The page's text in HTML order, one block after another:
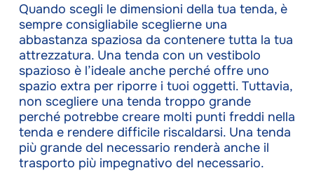
Quando scegli le dimensioni della tua tenda, è
sempre consigliabile sceglierne una
abbastanza spaziosa da contenere tutta la tua
attrezzatura. Una tenda con un vestibolo
spazioso è l’ideale anche perché offre uno
spazio extra per riporre i tuoi oggetti. Tuttavia,
non scegliere una tenda troppo grande
perché potrebbe creare molti punti freddi nella
tenda e rendere difficile riscaldarsi. Una tenda
più grande del necessario renderà anche il
trasporto più impegnativo del necessario.